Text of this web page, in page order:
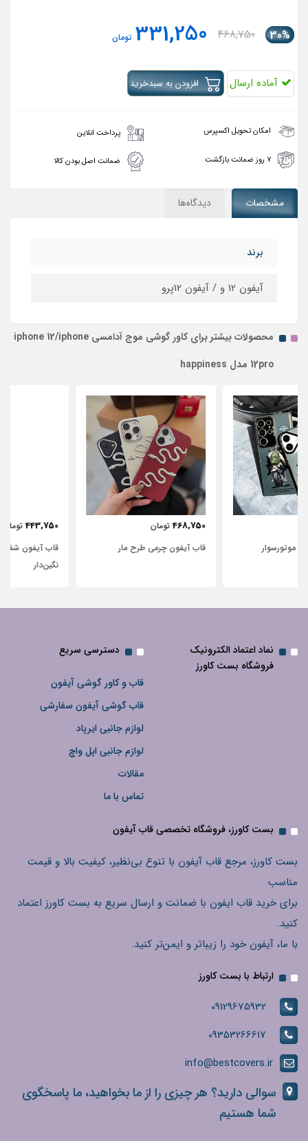
30%
468,750
331,250 تومان
آماده ارسال افزودن به سبدخرید
امکان تحویل اکسپرس پرداخت انلاین
۷ روز ضمانت بازگشت ضمانت اصل بودن کالا
مشخصات دیدگاه‌ها
برند
آیفون 12 و / آیفون 12پرو
محصولات بیشتر برای کاور گوشی موج آدامسی iphone 12/iphone
12pro مدل happiness
قاب آیفون چرمی طرح مار
قاب آیفون شفاف با پاپیون سفید و
نماد اعتماد الکترونیک
فروشگاه بست کاورز
دسترسی سریع
قاب و کاور گوشی آیفون
قاب گوشی آیفون سفارشی
لوازم جانبی ایرپاد
لوازم جانبی اپل واچ
مقالات
تماس با ما
بست کاورز، فروشگاه تخصصی قاب آیفون
بست کاورز، مرجع قاب آیفون با تنوع بی‌نظیر، کیفیت بالا و قیمت
مناسب
برای خرید قاب ایفون با ضمانت و ارسال سریع به بست کاورز اعتماد
کنید.
با ما، آیفون خود را زیباتر و ایمن‌تر کنید.
ارتباط با بست کاورز
09129675932
09353266617
info@bestcovers.ir
سوالی دارید؟ هر چیزی را از ما بخواهید، ما پاسخگوی
شما هستیم